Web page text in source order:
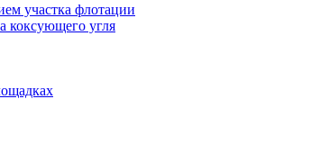
участка флотации
коксующего угля